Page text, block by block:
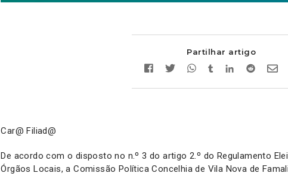
Partilhar artigo
Car@ Filiad@
De acordo com o disposto no n.º 3 do artigo 2.º do Regulamento
Órgãos Locais, a Comissão Política Concelhia de Vila Nova de